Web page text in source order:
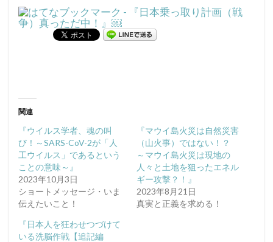
関連
『ウイルス学者、魂の叫
び！～SARS-CoV-2が「人
工ウイルス」であるという
ことの意味～』
2023年10月3日
ショートメッセージ・いま
伝えたいこと！
『マウイ島火災は自然災害
（山火事）ではない！？
～マウイ島火災は現地の
人々と土地を狙ったエネル
ギー攻撃？！』
2023年8月21日
真実と正義を求める！
『日本人を狂わせつづけて
いる洗脳作戦【追記編